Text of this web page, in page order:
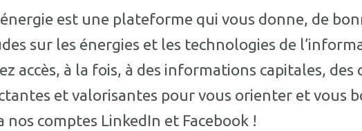
est une plateforme qui vous donne, de
sur les énergies et les technologies de
accès, à la fois, à des informations capitales, des
et valorisantes pour vous orienter et vous
comptes LinkedIn et Facebook !